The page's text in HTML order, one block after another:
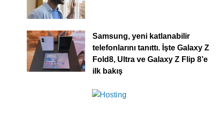
Samsung, yeni katlanabilir
telefonlarını tanıttı. İşte Galaxy Z
Fold8, Ultra ve Galaxy Z Flip 8’e
ilk bakış